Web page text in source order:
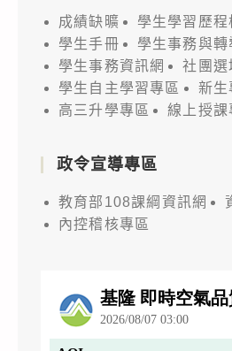
成績缺曠
學生學習歷程
學生手冊
學生事務與轉
學生事務資訊網
社團選
學生自主學習專區
新生
高三升學專區
線上授課
政令宣導專區
教育部108課綱資訊網
內控稽核專區